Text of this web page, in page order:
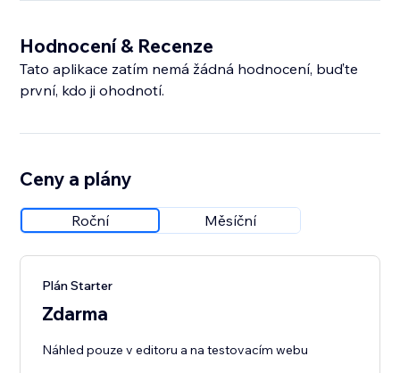
Hodnocení & Recenze
Tato aplikace zatím nemá žádná hodnocení, buďte
první, kdo ji ohodnotí.
Ceny a plány
Roční Měsíční
Plán Starter
Zdarma
Náhled pouze v editoru a na testovacím webu